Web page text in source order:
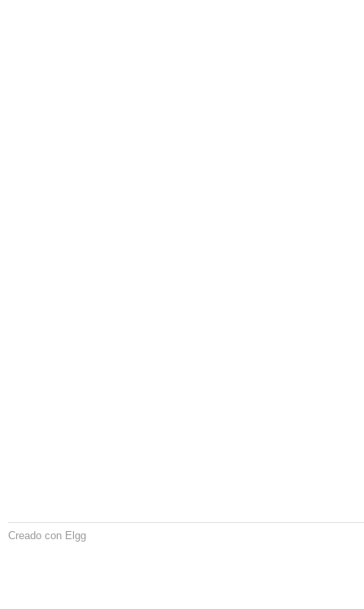
Creado con Elgg